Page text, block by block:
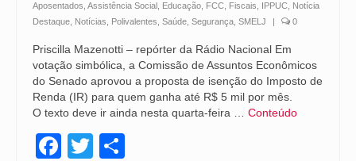
Aposentados Assistência Social Educação FCC Fiscais IPPUC Notícia
Destaque Notícias Polivalentes Saúde Segurança SMELJ | 0
Priscilla Mazenotti – repórter da Rádio Nacional Em
votação simbólica, a Comissão de Assuntos Econômicos
do Senado aprovou a proposta de isenção do Imposto de
Renda (IR) para quem ganha até R$ 5 mil por mês.
O texto deve ir ainda nesta quarta-feira … Conteúdo
Facebook
Twitter